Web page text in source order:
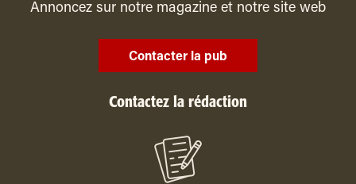
Annoncez sur notre magazine et notre site web
Contacter la pub
Contactez la rédaction